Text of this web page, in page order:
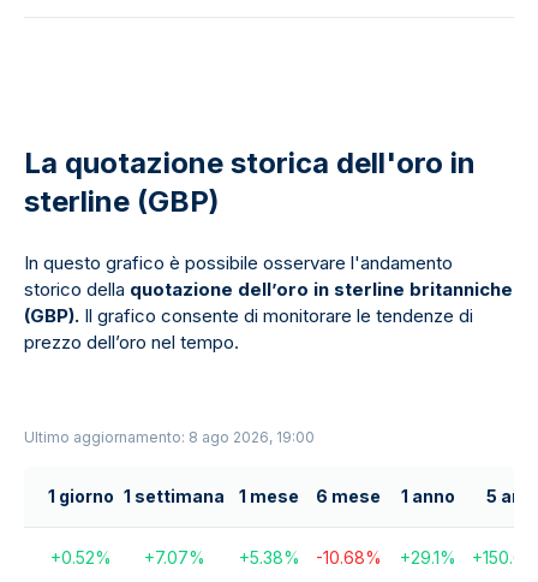
La quotazione storica dell'oro in
sterline (GBP)
In questo grafico è possibile osservare l'andamento
storico della quotazione dell’oro in sterline britanniche
(GBP). Il grafico consente di monitorare le tendenze di
prezzo dell’oro nel tempo.
Ultimo aggiornamento: 8 ago 2026, 19:00
1 giorno 1 settimana 1 mese 6 mese 1 anno 5 anni
+0.52% +7.07% +5.38% -10.68% +29.1% +150.67